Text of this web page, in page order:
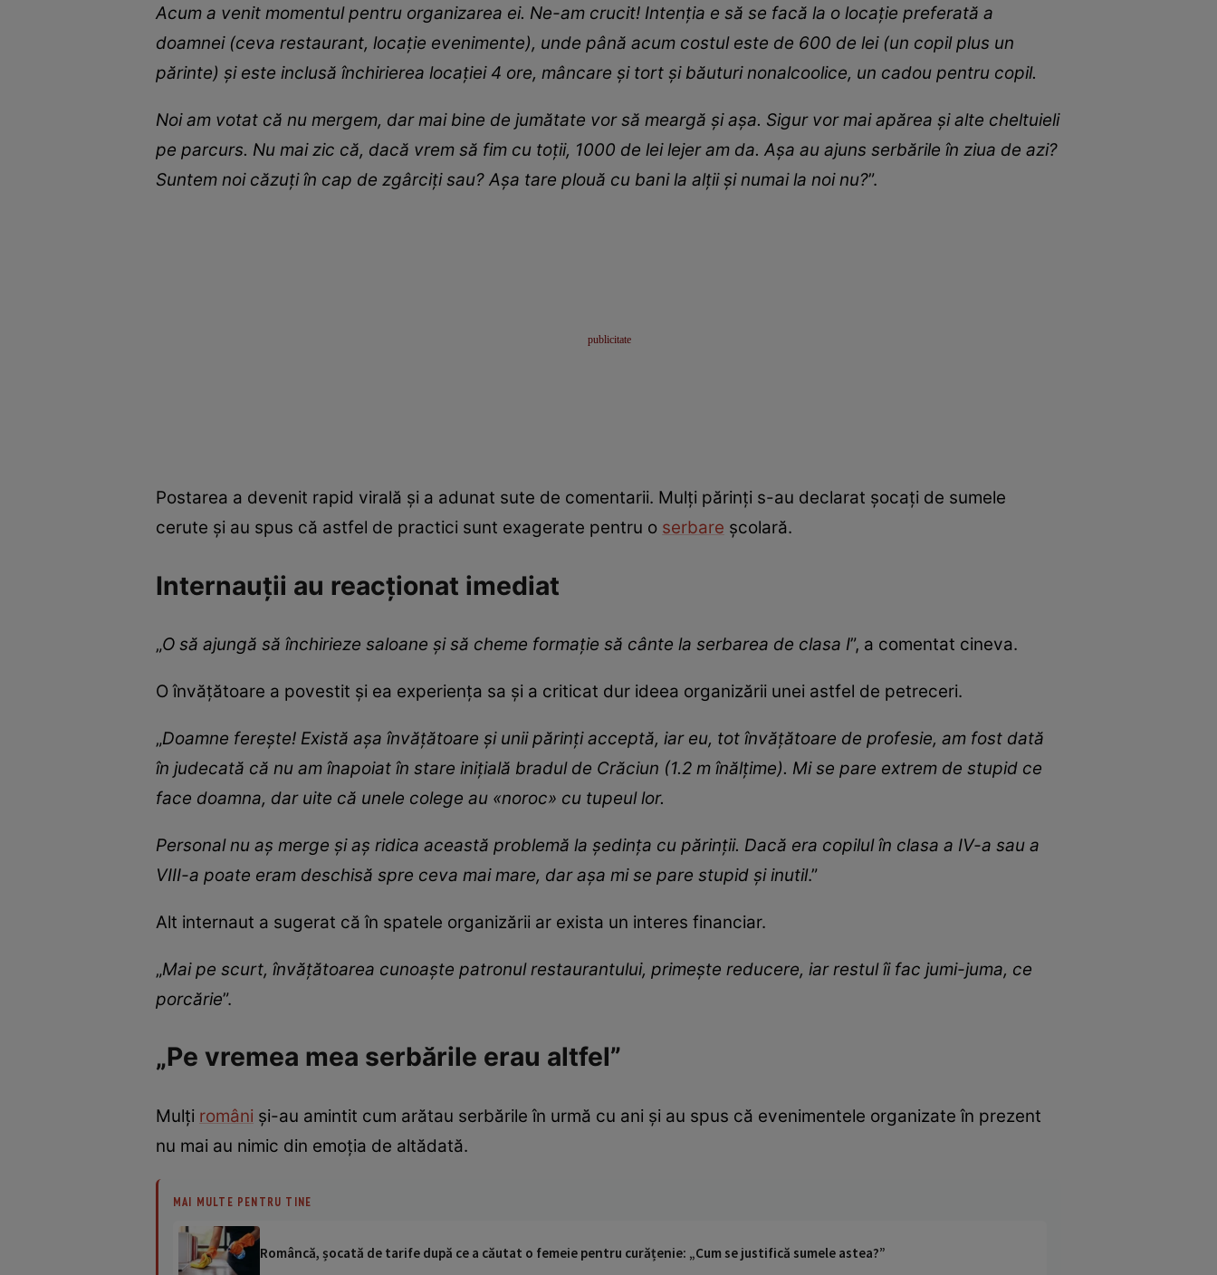
Acum a venit momentul pentru organizarea ei. Ne-am crucit! Intenția e să se facă la o locație preferată a
doamnei (ceva restaurant, locație evenimente), unde până acum costul este de 600 de lei (un copil plus un
părinte) și este inclusă închirierea locației 4 ore, mâncare și tort și băuturi nonalcoolice, un cadou pentru copil.
Noi am votat că nu mergem, dar mai bine de jumătate vor să meargă și așa. Sigur vor mai apărea și alte cheltuieli
pe parcurs. Nu mai zic că, dacă vrem să fim cu toții, 1000 de lei lejer am da. Așa au ajuns serbările în ziua de azi?
Suntem noi căzuți în cap de zgârciți sau? Așa tare plouă cu bani la alții și numai la noi nu?”.
Postarea a devenit rapid virală și a adunat sute de comentarii. Mulți părinți s-au declarat șocați de sumele
cerute și au spus că astfel de practici sunt exagerate pentru o serbare școlară.
Internauții au reacționat imediat
„O să ajungă să închirieze saloane și să cheme formație să cânte la serbarea de clasa I”, a comentat cineva.
O învățătoare a povestit și ea experiența sa și a criticat dur ideea organizării unei astfel de petreceri.
„Doamne ferește! Există așa învățătoare și unii părinți acceptă, iar eu, tot învățătoare de profesie, am fost dată
în judecată că nu am înapoiat în stare inițială bradul de Crăciun (1.2 m înălțime). Mi se pare extrem de stupid ce
face doamna, dar uite că unele colege au «noroc» cu tupeul lor.
Personal nu aș merge și aș ridica această problemă la ședința cu părinții. Dacă era copilul în clasa a IV-a sau a
VIII-a poate eram deschisă spre ceva mai mare, dar așa mi se pare stupid și inutil.”
Alt internaut a sugerat că în spatele organizării ar exista un interes financiar.
„Mai pe scurt, învățătoarea cunoaște patronul restaurantului, primește reducere, iar restul îi fac jumi-juma, ce
porcărie”.
„Pe vremea mea serbările erau altfel”
Mulți români și-au amintit cum arătau serbările în urmă cu ani și au spus că evenimentele organizate în prezent
nu mai au nimic din emoția de altădată.
MAI MULTE PENTRU TINE
Româncă, șocată de tarife după ce a căutat o femeie pentru curățenie: „Cum se justifică sumele astea?”